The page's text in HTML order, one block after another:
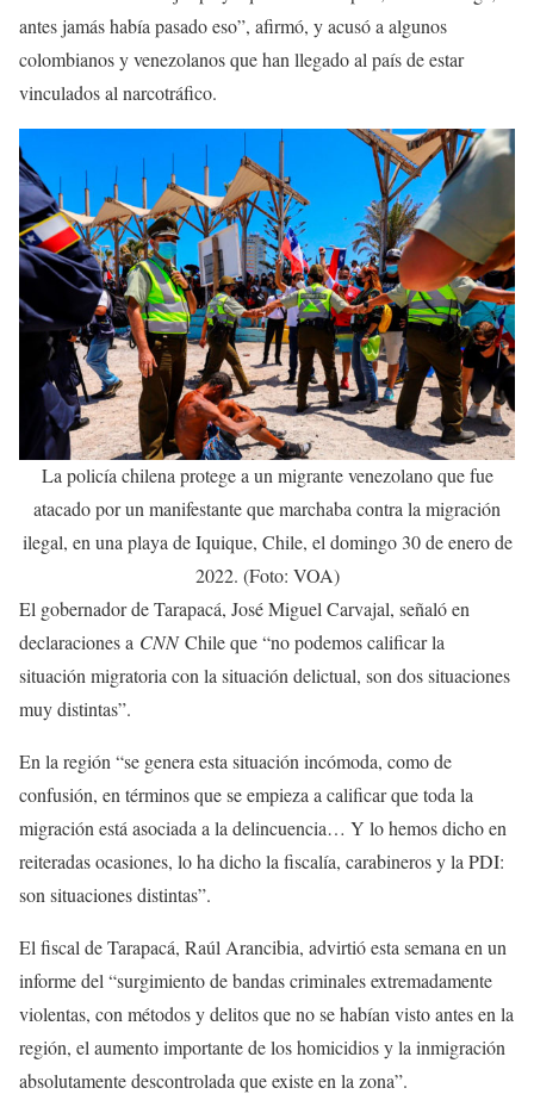
antes jamás había pasado eso”, afirmó, y acusó a algunos
colombianos y venezolanos que han llegado al país de estar
vinculados al narcotráfico.
La policía chilena protege a un migrante venezolano que fue
atacado por un manifestante que marchaba contra la migración
ilegal, en una playa de Iquique, Chile, el domingo 30 de enero de
2022. (Foto: VOA)
El gobernador de Tarapacá, José Miguel Carvajal, señaló en
declaraciones a CNNChile que “no podemos calificar la
situación migratoria con la situación delictual, son dos situaciones
muy distintas”.
En la región “se genera esta situación incómoda, como de
confusión, en términos que se empieza a calificar que toda la
migración está asociada a la delincuencia… Y lo hemos dicho en
reiteradas ocasiones, lo ha dicho la fiscalía, carabineros y la PDI:
son situaciones distintas”.
El fiscal de Tarapacá, Raúl Arancibia, advirtió esta semana en un
informe del “surgimiento de bandas criminales extremadamente
violentas, con métodos y delitos que no se habían visto antes en la
región, el aumento importante de los homicidios y la inmigración
absolutamente descontrolada que existe en la zona”.